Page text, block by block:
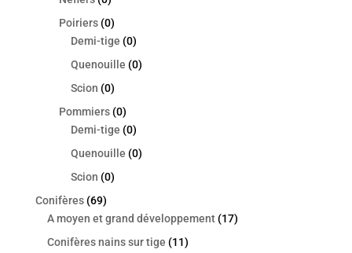
Poiriers (0)
Demi-tige (0)
Quenouille (0)
Scion (0)
Pommiers (0)
Demi-tige (0)
Quenouille (0)
Scion (0)
Conifères (69)
A moyen et grand développement (17)
Conifères nains sur tige (11)